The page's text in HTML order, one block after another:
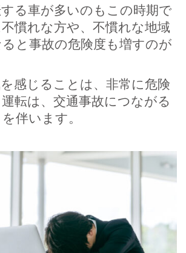
る車が多いのもこの時期で
慣れな方や、不慣れな地域
と事故の危険度も増すのが
感じることは、非常に危険
転は、交通事故につながる
伴います。